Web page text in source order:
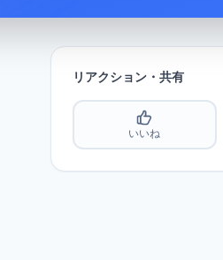
リアクション・共有
いいね